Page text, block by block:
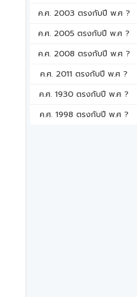
ค.ศ. 2003 ตรงกับปี พ.ศ ?
ค.ศ. 2005 ตรงกับปี พ.ศ ?
ค.ศ. 2008 ตรงกับปี พ.ศ ?
ค.ศ. 2011 ตรงกับปี พ.ศ ?
ค.ศ. 1930 ตรงกับปี พ.ศ ?
ค.ศ. 1998 ตรงกับปี พ.ศ ?